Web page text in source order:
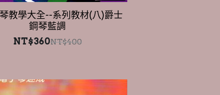
鋼琴藍調
NT$360NT$400